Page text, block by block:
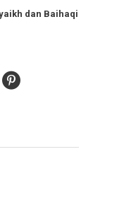
dan Baihaqi